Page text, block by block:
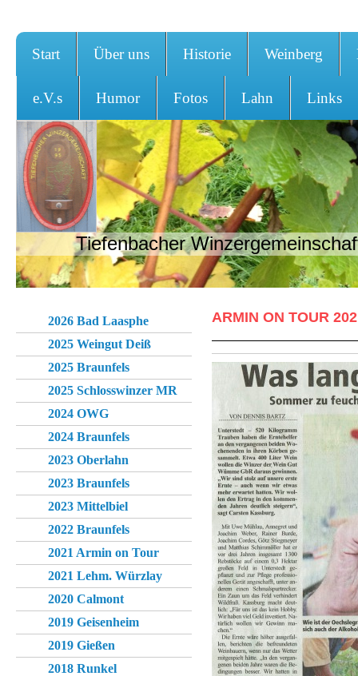
Start Über uns Historie Weinberg
e.V.s Humor Fotos Lahn Links
Tiefenbacher
2026 Bad Laasphe
2025 Weingut Deiß
2025 Braunfels
2025 Schlosswinzer MR
2024 OWG
2024 Braunfels
2023 Oberlahn
2023 Braunfels
2023 Mittelbiel
2022 Braunfels
2021 Armin on Tour
2021 Lehm. Würzlay
2020 Calmont
2019 Geisenheim
2019 Gießen
2018 Runkel
ARMIN ON TOUR